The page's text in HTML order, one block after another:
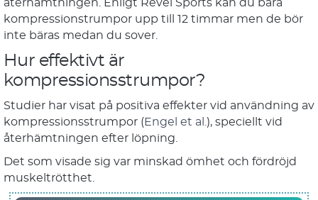
återhämtningen. Enligt Revel Sports kan du bära
kompressionstrumpor upp till 12 timmar men de bör
inte bäras medan du sover.
Hur effektivt är
kompressionsstrumpor?
Studier har visat på positiva effekter vid användning av
kompressionsstrumpor ( Engel et al. ), speciellt vid
återhämtningen efter löpning.
Det som visade sig var minskad ömhet och fördröjd
muskeltrötthet.